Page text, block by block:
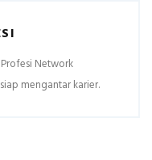
Network
mengantar karier.